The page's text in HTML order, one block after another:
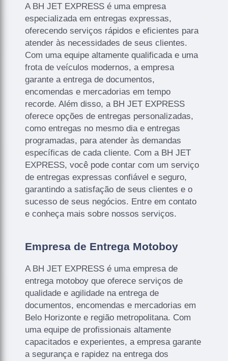
A BH JET EXPRESS é uma empresa
especializada em entregas expressas,
oferecendo serviços rápidos e eficientes para
atender às necessidades de seus clientes.
Com uma equipe altamente qualificada e uma
frota de veículos modernos, a empresa
garante a entrega de documentos,
encomendas e mercadorias em tempo
recorde. Além disso, a BH JET EXPRESS
oferece opções de entregas personalizadas,
como entregas no mesmo dia e entregas
programadas, para atender às demandas
específicas de cada cliente. Com a BH JET
EXPRESS, você pode contar com um serviço
de entregas expressas confiável e seguro,
garantindo a satisfação de seus clientes e o
sucesso de seus negócios. Entre em contato
e conheça mais sobre nossos serviços.
Empresa de Entrega Motoboy
A BH JET EXPRESS é uma empresa de
entrega motoboy que oferece serviços de
qualidade e agilidade na entrega de
documentos, encomendas e mercadorias em
Belo Horizonte e região metropolitana. Com
uma equipe de profissionais altamente
capacitados e experientes, a empresa garante
a segurança e rapidez na entrega dos